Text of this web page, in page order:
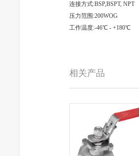
连接方式:BSP,BSPT, NPT
压力范围:200WOG
工作温度:-46℃ - +180℃
相关产品